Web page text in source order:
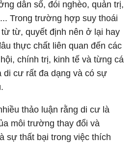
dân số, đói nghèo, quản trị,
Trong trường hợp suy thoái
từ, quyết định nên ở lại hay
thực chất liên quan đến các
chính trị, kinh tế và từng cá
di cư rất đa dạng và có sự
thảo luận rằng di cư là
môi trường thay đổi và
sự thất bại trong việc thích